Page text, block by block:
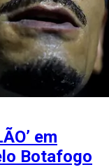
em
Botafogo